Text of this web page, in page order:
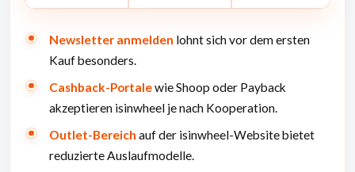
Newsletter anmelden lohnt sich vor dem ersten
Kauf besonders.
Cashback-Portalewie Shoop oder Payback
akzeptieren isinwheel je nach Kooperation.
Outlet-Bereich auf der isinwheel-Website bietet
reduzierte Auslaufmodelle.